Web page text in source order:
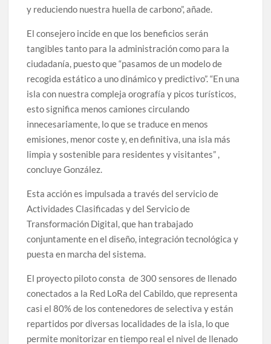
y reduciendo nuestra huella de carbono”, añade.
El consejero incide en que los beneficios serán
tangibles tanto para la administración como para la
ciudadanía, puesto que “pasamos de un modelo de
recogida estático a uno dinámico y predictivo”. “En una
isla con nuestra compleja orografía y picos turísticos,
esto significa menos camiones circulando
innecesariamente, lo que se traduce en menos
emisiones, menor coste y, en definitiva, una isla más
limpia y sostenible para residentes y visitantes” ,
concluye González.
Esta acción es impulsada a través del servicio de
Actividades Clasificadas y del Servicio de
Transformación Digital, que han trabajado
conjuntamente en el diseño, integración tecnológica y
puesta en marcha del sistema.
El proyecto piloto consta de 300 sensores de llenado
conectados a la Red LoRa del Cabildo, que representa
casi el 80% de los contenedores de selectiva y están
repartidos por diversas localidades de la isla, lo que
permite monitorizar en tiempo real el nivel de llenado